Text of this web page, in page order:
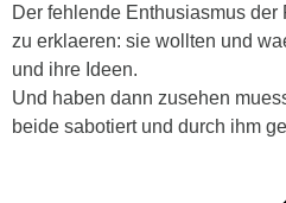
Der fehlende Enthusiasmus
zu erklaeren: sie wollten und
und ihre Ideen.
Und haben dann zusehen
beide sabotiert und durch ihm